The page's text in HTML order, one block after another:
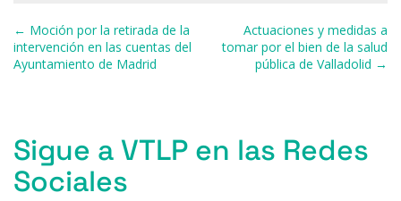
b
o
o
k
y
d
s
p
m
ti
r
Navegación de entradas
← Moción por la retirada de la
intervención en las cuentas del
Ayuntamiento de Madrid
Actuaciones y medidas a
tomar por el bien de la salud
pública de Valladolid →
Sigue a VTLP en las Redes
Sociales